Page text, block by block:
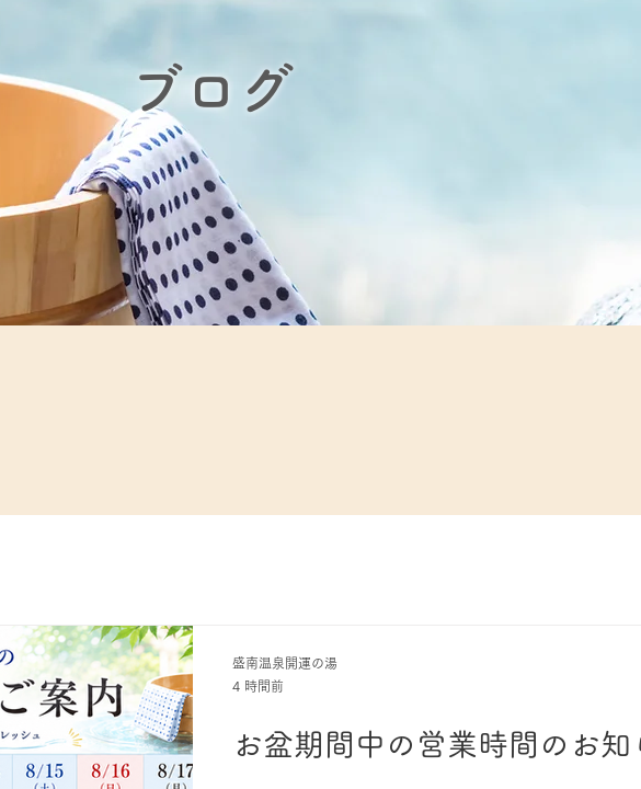
ブログ
お盆期間中の営業時間のお知
盛南温泉開運の湯
4 時間前